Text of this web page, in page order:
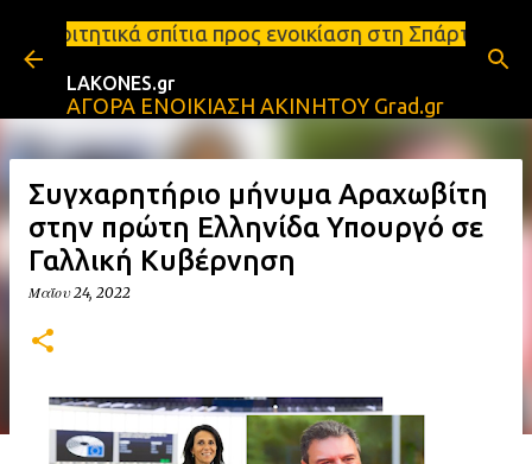
Μετάβαση στο κύριο περιεχόμενο
προς ενοικίαση στη Σπάρτη Ενοικιάσεις
LAKONES.gr
ΑΓΟΡΑ ΕΝΟΙΚΙΑΣΗ ΑΚΙΝΗΤΟΥ Grad.gr
Συγχαρητήριο μήνυμα Αραχωβίτη
στην πρώτη Ελληνίδα Υπουργό σε
Γαλλική Κυβέρνηση
Μαΐου 24, 2022